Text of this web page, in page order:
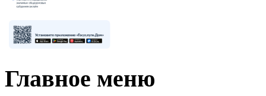
Главное меню